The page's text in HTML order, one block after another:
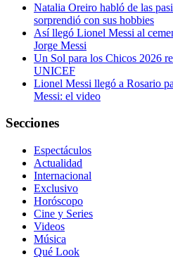
Natalia Oreiro habló de las
sorprendió con sus hobbies
Así llegó Lionel Messi al
Jorge Messi
Un Sol para los Chicos 2026
UNICEF
Lionel Messi llegó a Rosario
Messi: el video
Secciones
Espectáculos
Actualidad
Internacional
Exclusivo
Horóscopo
Cine y Series
Videos
Música
Qué Look